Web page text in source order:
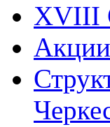
XVIII
Акции